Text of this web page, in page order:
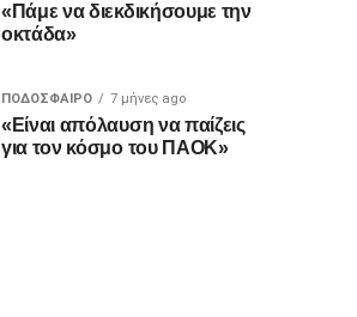
«Πάμε να διεκδικήσουμε την
οκτάδα»
ΠΟΔΌΣΦΑΙΡΟ 7 μήνες ago
«Είναι απόλαυση να παίζεις
για τον κόσμο του ΠΑΟΚ»